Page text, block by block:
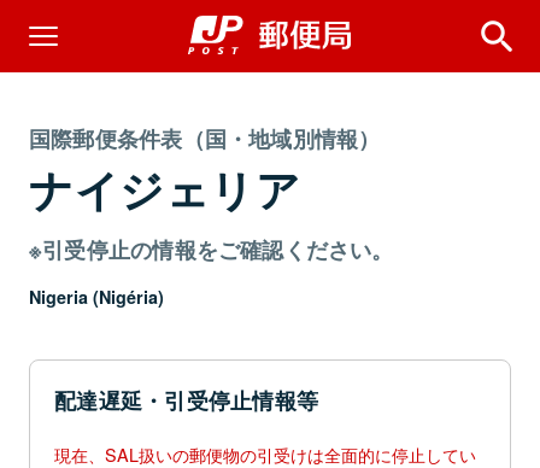
国際郵便条件表（国・地域別情報）
ナイジェリア
※引受停止の情報をご確認ください。
Nigeria (Nigéria)
配達遅延・引受停止情報等
現在、SAL扱いの郵便物の引受けは全面的に停止してい